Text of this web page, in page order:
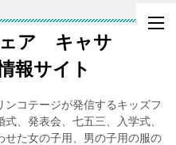
ェア キャサ
報サイト
コテージが発信するキッズフ
、発表会、七五三、入学式、
た女の子用、男の子用の服の